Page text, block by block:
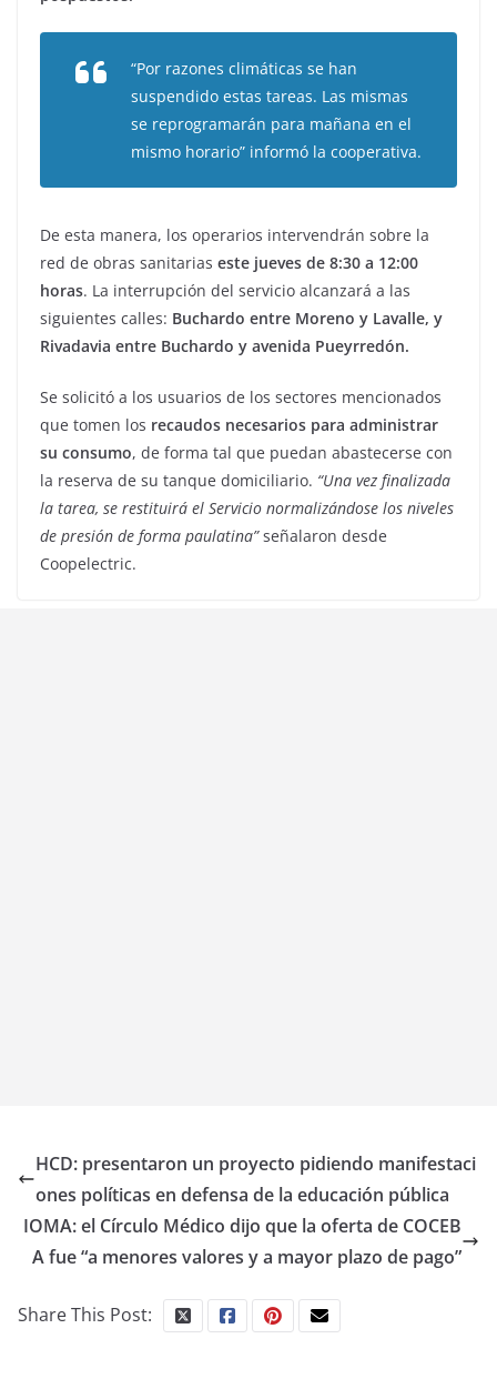
“Por razones climáticas se han
suspendido estas tareas. Las mismas
se reprogramarán para mañana en el
mismo horario” informó la cooperativa.
De esta manera, los operarios intervendrán sobre la
red de obras sanitarias este jueves de 8:30 a 12:00
horas. La interrupción del servicio alcanzará a las
siguientes calles: Buchardo entre Moreno y Lavalle, y
Rivadavia entre Buchardo y avenida Pueyrredón.
Se solicitó a los usuarios de los sectores mencionados
que tomen los recaudos necesarios para administrar
su consumo, de forma tal que puedan abastecerse con
la reserva de su tanque domiciliario. “Una vez finalizada
la tarea, se restituirá el Servicio normalizándose los niveles
de presión de forma paulatina”señalaron desde
Coopelectric.
HCD: presentaron un proyecto pidiendo manifestaci
ones políticas en defensa de la educación pública
IOMA: el Círculo Médico dijo que la oferta de COCEB
A fue “a menores valores y a mayor plazo de pago”
Share This Post: